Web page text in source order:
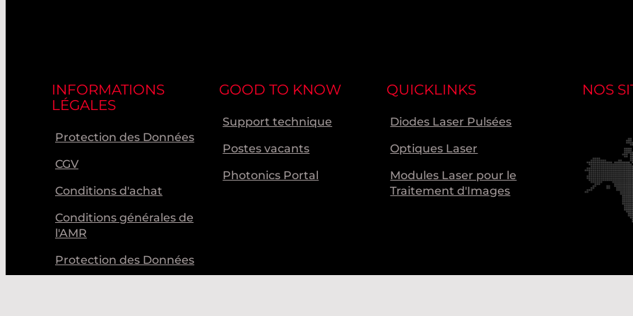
INFORMATIONS
LÉGALES
Protection des Données
CGV
Conditions d'achat
Conditions générales de
l'AMR
Protection des Données
GOOD TO KNOW
Support technique
Postes vacants
Photonics Portal
QUICKLINKS
Diodes Laser Pulsées
Optiques Laser
Modules Laser pour le
Traitement d'Images
NOS